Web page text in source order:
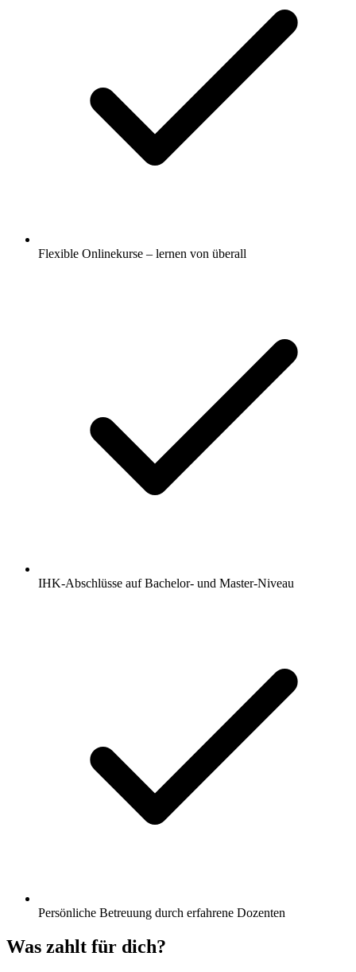
Flexible Onlinekurse – lernen von überall
IHK-Abschlüsse auf Bachelor- und Master-Niveau
Persönliche Betreuung durch erfahrene Dozenten
Was zahlt für dich?